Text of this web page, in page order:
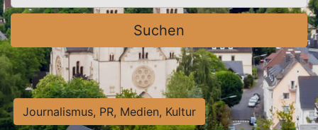
Suchen
Journalismus, PR, Medien, Kultur